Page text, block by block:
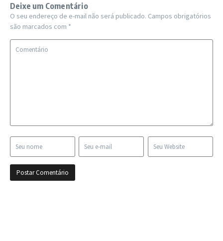
Deixe um Comentário
O seu endereço de e-mail não será publicado. Campos obrigatórios
são marcados com *